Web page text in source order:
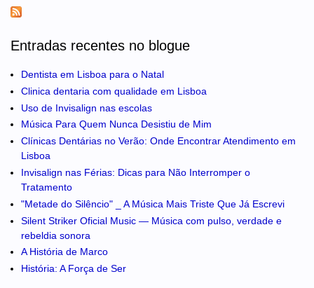
Entradas recentes no blogue
Dentista em Lisboa para o Natal
Clinica dentaria com qualidade em Lisboa
Uso de Invisalign nas escolas
Música Para Quem Nunca Desistiu de Mim
Clínicas Dentárias no Verão: Onde Encontrar Atendimento em
Lisboa
Invisalign nas Férias: Dicas para Não Interromper o
Tratamento
"Metade do Silêncio" _ A Música Mais Triste Que Já Escrevi
Silent Striker Oficial Music — Música com pulso, verdade e
rebeldia sonora
A História de Marco
História: A Força de Ser